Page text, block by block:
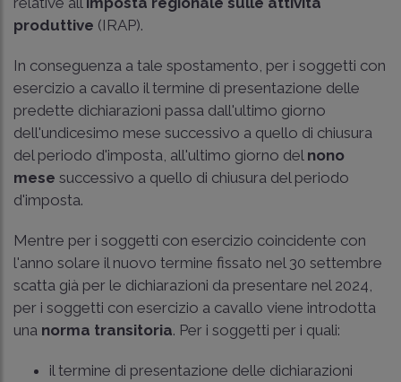
produttive (IRAP).
In conseguenza a tale spostamento, per i soggetti con
esercizio a cavallo il termine di presentazione delle
predette dichiarazioni passa dall'ultimo giorno
dell'undicesimo mese successivo a quello di chiusura
del periodo d'imposta, all'ultimo giorno del nono
mese successivo a quello di chiusura del periodo
d'imposta.
Mentre per i soggetti con esercizio coincidente con
l'anno solare il nuovo termine fissato nel 30 settembre
scatta già per le dichiarazioni da presentare nel 2024,
per i soggetti con esercizio a cavallo viene introdotta
una norma transitoria. Per i soggetti per i quali:
il termine di presentazione delle dichiarazioni